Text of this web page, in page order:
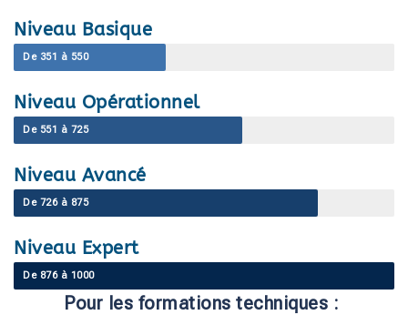
Niveau Basique
De 351 à 550
Niveau Opérationnel
De 551 à 725
Niveau Avancé
De 726 à 875
Niveau Expert
De 876 à 1000
Pour les formations techniques :